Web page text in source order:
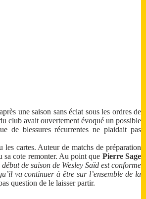
une saison sans éclat sous les ordres de
club avait ouvertement évoqué un possible
de blessures récurrentes ne plaidait pas
les cartes. Auteur de matchs de préparation
sa cote remonter. Au point que Pierre Sage
début de saison de Wesley Saïd est conforme
va continuer à être sur l’ensemble de la
question de le laisser partir.